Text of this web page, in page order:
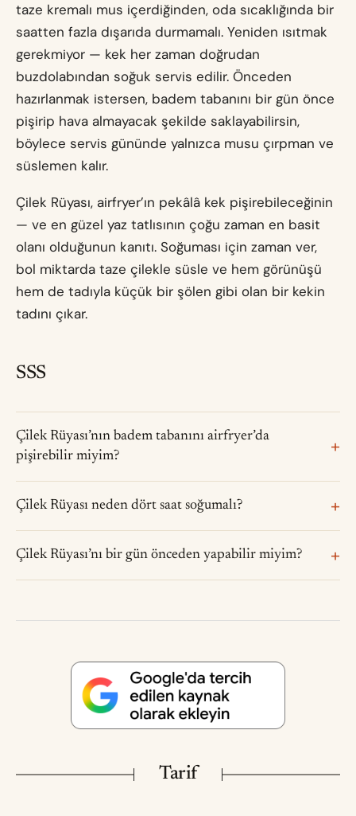
taze kremalı mus içerdiğinden, oda sıcaklığında bir
saatten fazla dışarıda durmamalı. Yeniden ısıtmak
gerekmiyor — kek her zaman doğrudan
buzdolabından soğuk servis edilir. Önceden
hazırlanmak istersen, badem tabanını bir gün önce
pişirip hava almayacak şekilde saklayabilirsin,
böylece servis gününde yalnızca musu çırpman ve
süslemen kalır.
Çilek Rüyası, airfryer’ın pekâlâ kek pişirebileceğinin
— ve en güzel yaz tatlısının çoğu zaman en basit
olanı olduğunun kanıtı. Soğuması için zaman ver,
bol miktarda taze çilekle süsle ve hem görünüşü
hem de tadıyla küçük bir şölen gibi olan bir kekin
tadını çıkar.
SSS
Çilek Rüyası’nın badem tabanını airfryer’da
pişirebilir miyim?
Çilek Rüyası neden dört saat soğumalı?
Çilek Rüyası’nı bir gün önceden yapabilir miyim?
Tarif